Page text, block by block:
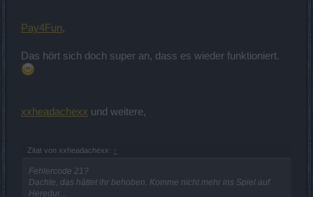
Pay4Fun,
Das hört sich doch super an, dass es wieder funktioniert.
xxheadachexx und weitere,
Zitat von xxheadachexx: ↑
Fehlercode 21?
Dachte, das hättet ihr behoben. Komme nicht mehr ins Spiel auf
Heredur...